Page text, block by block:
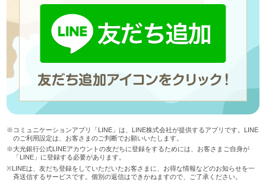
サービスのご案内 ログイン
たいこうNavi
（たいこうNaviをご利用のお客さま向け）
サービスのご案内 ログイン（※）
※たいこうNaviはウェルスナビ株式会社が提供するサービスです。
す。
法人のお客さま
※コミュニケーションアプリ「LINE」は、LINE株式会社が提供するアプリです。LINE
のご利用設定は、お客さまのご判断でお願いいたします。
※大光銀行公式LINEアカウントの友だちに登録をするためには、お客さまご自身が
「LINE」に登録する必要があります。
※LINEは、友だち登録をしていただいたお客さまに、お得な情報などのお知らせを一
斉送信するサービスです。個別の返信はできかねますので、ご了承ください。